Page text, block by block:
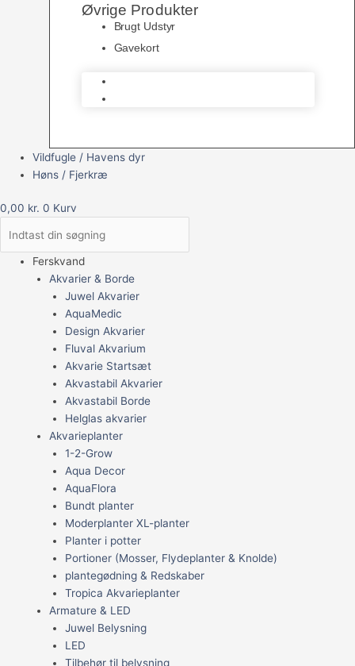
Øvrige Produkter
Brugt Udstyr
Gavekort
Vildfugle / Havens dyr
Høns / Fjerkræ
0,00 kr. 0 Kurv
Ferskvand
Akvarier & Borde
Juwel Akvarier
AquaMedic
Design Akvarier
Fluval Akvarium
Akvarie Startsæt
Akvastabil Akvarier
Akvastabil Borde
Helglas akvarier
Akvarieplanter
1-2-Grow
Aqua Decor
AquaFlora
Bundt planter
Moderplanter XL-planter
Planter i potter
Portioner (Mosser, Flydeplanter & Knolde)
plantegødning & Redskaber
Tropica Akvarieplanter
Armature & LED
Juwel Belysning
LED
Tilbehør til belysning